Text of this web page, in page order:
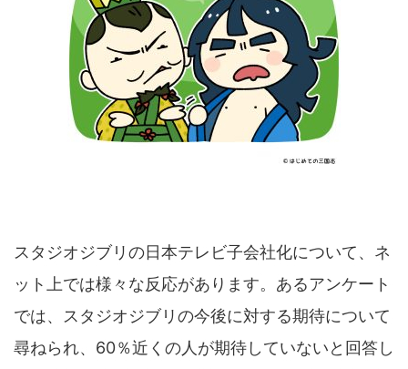
スタジオジブリの日本テレビ子会社化について、ネ
ット上では様々な反応があります。あるアンケート
では、スタジオジブリの今後に対する期待について
尋ねられ、60％近くの人が期待していないと回答し